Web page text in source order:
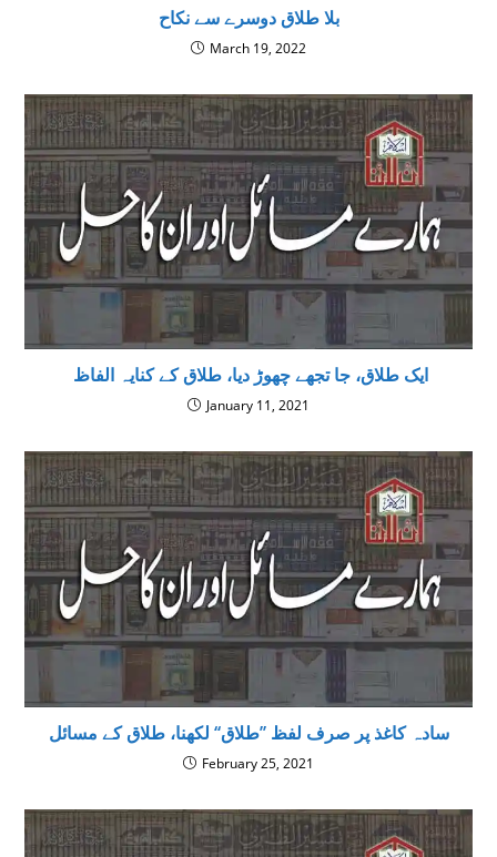
بلا طلاق دوسرے سے نکاح
March 19, 2022
‌ ایک طلاق، جا تجھے چھوڑ دیا، طلاق کے کنایہ الفاظ
January 11, 2021
سادہ کاغذ پر صرف لفظ ’’طلاق‘‘ لکھنا، طلاق كے مسائل
February 25, 2021